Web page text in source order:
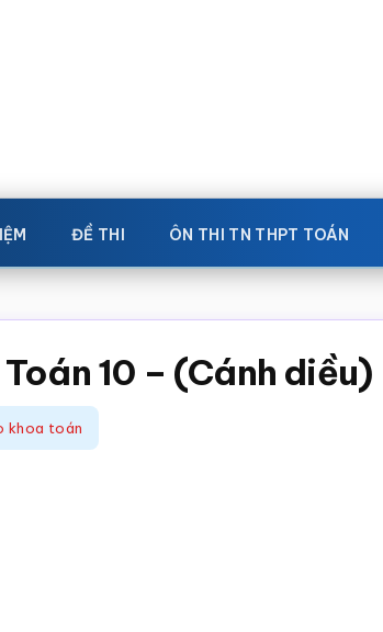
ĐỀ THI ÔN THI TN THPT TOÁN
10 – (Cánh diều)
khoa toán